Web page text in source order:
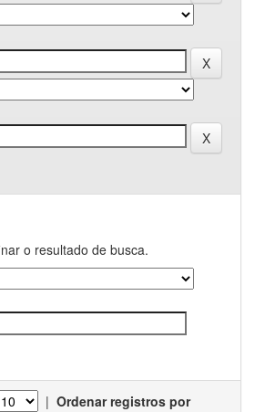
o resultado de busca.
| Ordenar registros por